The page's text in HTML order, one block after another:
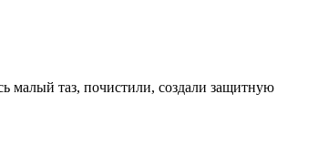
малый таз, почистили, создали защитную